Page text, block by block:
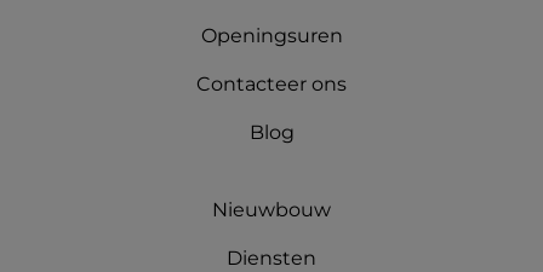
Openingsuren
Contacteer ons
Blog
Nieuwbouw
Diensten